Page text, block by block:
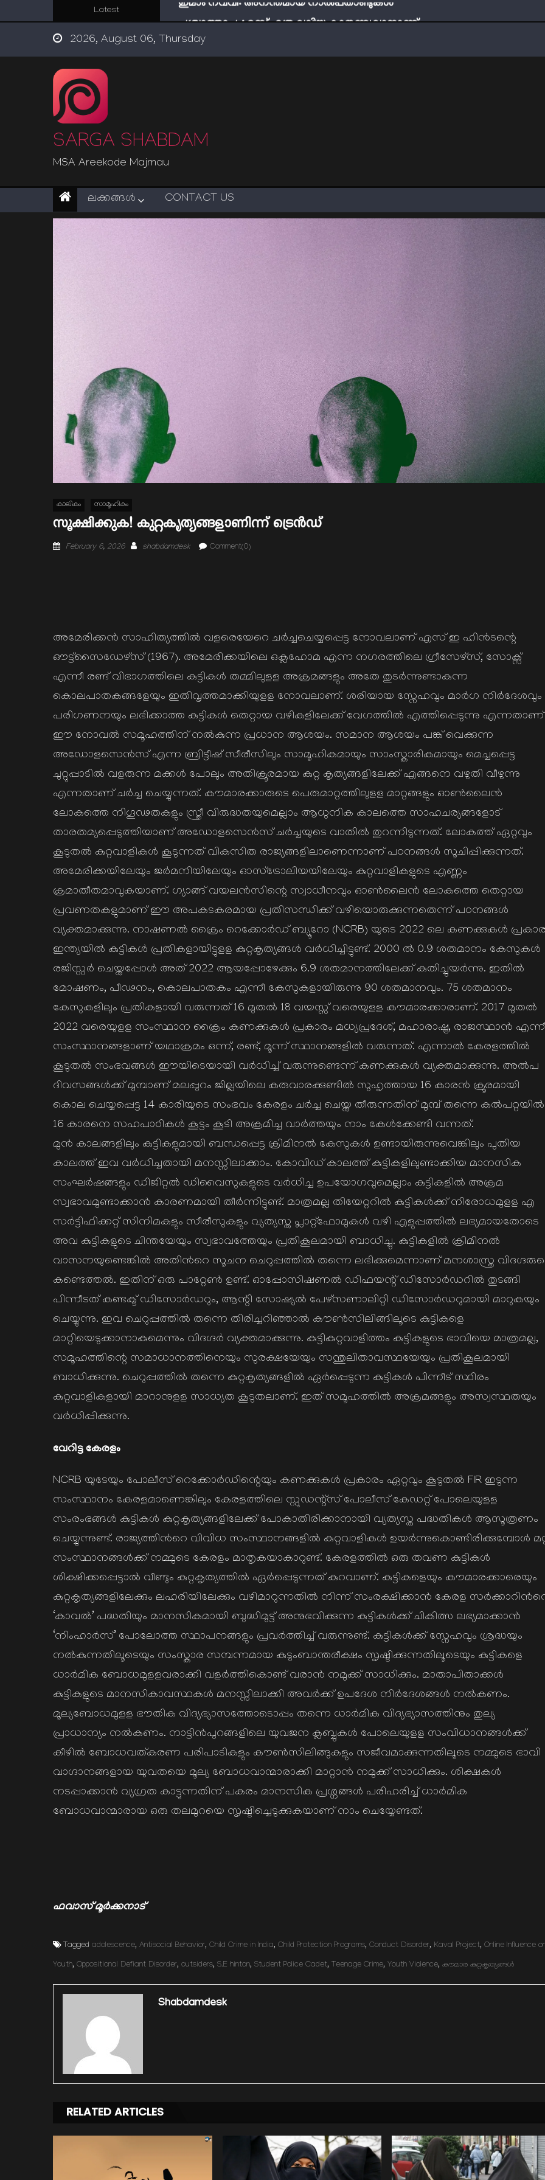
Latest
പശ്ചാത്താപം: റബ്ബ് എത്ര വലിയ കാരുണ്യവാനാണ്
ഇന്ന് നേടിയാൽ ഇരട്ടി നേടാം
“ട്രംപ് 2.0” അധികാരത്തിന്‍റെ നിഴലിലെ എപ്സ്റ്റീന്‍ രഹസ്യങ്ങള്‍
2026, August 06, Thursday
SARGA SHABDAM
MSA Areekode Majmau
ലക്കങ്ങള്‍ CONTACT US
കാലികം സാമൂഹികം
സൂക്ഷിക്കുക! കുറ്റകൃത്യങ്ങളാണിന്ന് ട്രെന്‍ഡ്
Posted
February 6, 2026 Author
shabdamdesk Comment(0)
അമേരിക്കന്‍ സാഹിത്യത്തില്‍ വളരെയേറെ ചര്‍ച്ചചെയ്യപ്പെട്ട നോവലാണ് എസ് ഇ ഹിന്‍ടന്റെ
ഔട്ട്സൈഡേഴ്സ് (1967). അമേരിക്കയിലെ ഒക്ലഹോമ എന്ന നഗരത്തിലെ ഗ്രീസേഴ്സ്, സോക്സ്
എന്നീ രണ്ട് വിഭാഗത്തിലെ കുട്ടികള്‍ തമ്മിലുളള അക്രമങ്ങളും അതേ തുടര്‍ന്നുണ്ടാകുന്ന
കൊലപാതകങ്ങളേയും ഇതിവൃത്തമാക്കിയുളള നോവലാണ്. ശരിയായ സ്നേഹവും മാര്‍ഗ നിര്‍ദേശവും
പരിഗണനയും ലഭിക്കാത്ത കുട്ടികള്‍ തെറ്റായ വഴികളിലേക്ക് വേഗത്തില്‍ എത്തിപ്പെടുന്നു എന്നതാണ്
ഈ നോവല്‍ സമൂഹത്തിന് നല്‍കുന്ന പ്രധാന ആശയം. സമാന ആശയം പങ്ക് വെക്കുന്ന
അഡോളസെന്‍സ് എന്ന ബ്രിട്ടീഷ് സീരീസിലും സാമൂഹികമായും സാംസ്കാരികമായും മെച്ചപ്പെട്ട
ചുറ്റുപ്പാടില്‍ വളരുന്ന മക്കള്‍ പോലും അതിക്രൂരമായ കുറ്റ കൃത്യങ്ങളിലേക്ക് എങ്ങനെ വഴുതി വീഴുന്നു
എന്നതാണ് ചര്‍ച്ച ചെയ്യുന്നത്. കൗമാരക്കാരുടെ പെരുമാറ്റത്തിലുളള മാറ്റങ്ങളും ഓണ്‍ലൈന്‍
ലോകത്തെ നിഗൂഢതകളും സ്ത്രീ വിരുദ്ധതയുമെല്ലാം ആധുനിക കാലത്തെ സാഹചര്യങ്ങളോട്
താരതമ്യപ്പെടുത്തിയാണ് അഡോളസെന്‍സ് ചര്‍ച്ചയുടെ വാതില്‍ തുറന്നിടുന്നത്. ലോകത്ത് ഏറ്റവും
കൂടുതല്‍ കുറ്റവാളികള്‍ കൂടുന്നത് വികസിത രാജ്യങ്ങളിലാണെന്നാണ് പഠനങ്ങള്‍ സൂചിപ്പിക്കുന്നത്.
അമേരിക്കയിലേയും ജര്‍മനിയിലേയും ഓസ്ട്രോലിയയിലേയും കുറ്റവാളികളുടെ എണ്ണം
ക്രമാതീതമാവുകയാണ്. ഗ്യാങ്ങ് വയലന്‍സിന്റെ സ്വാധീനവും ഓണ്‍ലൈന്‍ ലോകത്തെ തെറ്റായ
പ്രവണതകളുമാണ് ഈ അപകടകരമായ പ്രതിസന്ധിക്ക് വഴിയൊരുക്കുന്നതെന്ന് പഠനങ്ങള്‍
വ്യക്തമാക്കുന്നു. നാഷണല്‍ ക്രൈം റെക്കോര്‍ഡ് ബ്യൂറോ (NCRB) യുടെ 2022 ലെ കണക്കുകള്‍
ഇന്ത്യയില്‍ കുട്ടികള്‍ പ്രതികളായിട്ടുളള കുറ്റകൃത്യങ്ങള്‍ വര്‍ധിച്ചിട്ടുണ്ട്. 2000 ല്‍ 0.9 ശതമാനം കേസുകള്‍
രജിസ്റ്റര്‍ ചെയ്തപ്പോള്‍ അത് 2022 ആയപ്പോഴേക്കും 6.9 ശതമാനത്തിലേക്ക് കുതിച്ചുയര്‍ന്നു. ഇതില്‍
മോഷണം, പീഢനം, കൊലപാതകം എന്നീ കേസുകളായിരുന്നു 90 ശതമാനവും. 75 ശതമാനം
കേസുകളിലും പ്രതികളായി വരുന്നത് 16 മുതല്‍ 18 വയസ്സ് വരെയുളള കൗമാരക്കാരാണ്. 2017 മുതല്‍
2022 വരെയുളള സംസ്ഥാന ക്രൈം കണക്കുകള്‍ പ്രകാരം മധ്യപ്രദേശ്, മഹാരാഷ്ട്ര, രാജസ്ഥാന്‍
സംസ്ഥാനങ്ങളാണ് യഥാക്രമം ഒന്ന്, രണ്ട്, മൂന്ന് സ്ഥാനങ്ങളില്‍ വരുന്നത്. എന്നാല്‍ കേരളത്തില്‍
കൂടുതല്‍ സംഭവങ്ങള്‍ ഈയിടെയായി വര്‍ധിച്ച് വരുന്നുണ്ടെന്ന് കണക്കുകള്‍ വ്യക്തമാക്കുന്നു. അല്‍പ
ദിവസങ്ങള്‍ക്ക് മുമ്പാണ് മലപ്പുറം ജില്ലയിലെ കരുവാരക്കുണ്ടില്‍ സുഹൃത്തായ 16 കാരന്‍ ക്രൂരമായി
കൊല ചെയ്യപ്പെട്ട 14 കാരിയുടെ സംഭവം കേരളം ചര്‍ച്ച ചെയ്ത തീരുന്നതിന് മുമ്പ് തന്നെ കല്‍പറ്റയില്‍
16 കാരനെ സഹപാഠികള്‍ കൂട്ടം കൂടി അക്രമിച്ച വാര്‍ത്തയും നാം കേള്‍ക്കേണ്ടി വന്നത്.
മുന്‍ കാലങ്ങളിലും കുട്ടികളുമായി ബന്ധപ്പെട്ട ക്രിമിനല്‍ കേസുകള്‍ ഉണ്ടായിരുന്നുവെങ്കിലും പുതിയ
കാലത്ത് ഇവ വര്‍ധിച്ചതായി മനസ്സിലാക്കാം. കോവിഡ് കാലത്ത് കുട്ടികളിലുണ്ടാക്കിയ മാനസിക
സംഘര്‍ഷങ്ങളും ഡിജിറ്റല്‍ ഡിവൈസുകളുടെ വര്‍ധിച്ച ഉപയോഗവുമെല്ലാം കുട്ടികളില്‍ അക്രമ
സ്വഭാവമുണ്ടാക്കാന്‍ കാരണമായി തീര്‍ന്നിട്ടുണ്ട്. മാത്രമല്ല തിയേറ്ററില്‍ കുട്ടികള്‍ക്ക് നിരോധമുളള എ
സര്‍ട്ടിഫിക്കറ്റ് സിനിമകളും സീരീസുകളും വ്യത്യസ്ത പ്ലാറ്റ്ഫോമുകള്‍ വഴി എളുപ്പത്തില്‍ ലഭ്യമായതോടെ
അവ കുട്ടികളുടെ ചിന്തയേയും സ്വഭാവത്തേയും പ്രതികൂലമായി ബാധിച്ചു. കുട്ടികളില്‍ ക്രിമിനല്‍
വാസനയുണ്ടെങ്കില്‍ അതിന്‍റെ സൂചന ചെറുപ്പത്തില്‍ തന്നെ ലഭിക്കുമെന്നാണ് മനശാസ്ത്ര
കണ്ടെത്തല്‍. ഇതിന് ഒരു പാറ്റേണ്‍ ഉണ്ട്. ഓപ്പോസിഷണല്‍ ഡിഫയന്റ് ഡിസോര്‍ഡറില്‍ തുടങ്ങി
പിന്നീടത് കണ്ടക്ട് ഡിസോര്‍ഡറും, ആന്റി സോഷ്യല്‍ പേഴ്സണാലിറ്റി ഡിസോര്‍ഡറുമായി മാറുകയും
ചെയ്യുന്നു. ഇവ ചെറുപ്പത്തില്‍ തന്നെ തിരിച്ചറിഞ്ഞാല്‍ കൗണ്‍സിലിങ്ങിലൂടെ കുട്ടികളെ
മാറ്റിയെടുക്കാനാകുമെന്നും വിദഗ്ദര്‍ വ്യക്തമാക്കുന്നു. കുട്ടികുറ്റവാളിത്തം കുട്ടികളുടെ ഭാവിയെ മാത്രമല്ല,
സമൂഹത്തിന്റെ സമാധാനത്തിനെയും സുരക്ഷയേയും സന്തുലിതാവസ്ഥയേയും പ്രതികൂലമായി
ബാധിക്കുന്നു. ചെറുപ്പത്തില്‍ തന്നെ കുറ്റകൃത്യങ്ങളില്‍ ഏര്‍പ്പെടുന്ന കുട്ടികള്‍ പിന്നീട് സ്ഥിരം
കുറ്റവാളികളായി മാറാനുളള സാധ്യത കൂടുതലാണ്. ഇത് സമൂഹത്തില്‍ അക്രമങ്ങളും അസ്വസ്ഥതയും
വര്‍ധിപ്പിക്കുന്നു.
വേറിട്ട കേരളം
NCRB യുടേയും പോലീസ് റെക്കോര്‍ഡിന്റെയും കണക്കുകള്‍ പ്രകാരം ഏറ്റവും കൂടുതല്‍ FIR ഇടുന്ന
സംസ്ഥാനം കേരളമാണെങ്കിലും കേരളത്തിലെ സ്റ്റുഡന്റ്സ് പോലീസ് കേഡറ്റ് പോലെയുളള
സംരംഭങ്ങള്‍ കുട്ടികള്‍ കുറ്റകൃത്യങ്ങളിലേക്ക് പോകാതിരിക്കാനായി വ്യത്യസ്ത പദ്ധതികള്‍ ആസൂത്രണം
ചെയ്യുന്നുണ്ട്. രാജ്യത്തിന്‍റെ വിവിധ സംസ്ഥാനങ്ങളില്‍ കുറ്റവാളികള്‍ ഉയര്‍ന്നുകൊണ്ടിരിക്കുമ്പോള്‍
സംസ്ഥാനങ്ങള്‍ക്ക് നമ്മുടെ കേരളം മാതൃകയാകാറുണ്ട്. കേരളത്തില്‍ ഒരു തവണ കുട്ടികള്‍
ശിക്ഷിക്കപ്പെട്ടാല്‍ വീണ്ടും കുറ്റകൃത്യത്തില്‍ ഏര്‍പ്പെടുന്നത് കുറവാണ്. കുട്ടികളെയും കൗമാരക്കാരെയും
കുറ്റകൃത്യങ്ങളിലേക്കും ലഹരിയിലേക്കും വഴിമാറുന്നതില്‍ നിന്ന് സംരക്ഷിക്കാന്‍ കേരള
‘കാവൽ’ പദ്ധതിയും മാനസികമായി ബുദ്ധിമുട്ട് അനുഭവിക്കുന്ന കുട്ടികള്‍ക്ക് ചികിത്സ ലഭ്യമാക്കാന്‍
‘നിംഹാര്‍സ്’ പോലോത്ത സ്ഥാപനങ്ങളും പ്രവര്‍ത്തിച്ച് വരുന്നുണ്ട്. കുട്ടികള്‍ക്ക് സ്നേഹവും ശ്രദ്ധയും
നല്‍കുന്നതിലൂടെയും സംസ്കാര സമ്പന്നമായ കുടുംബാന്തരീക്ഷം സൃഷ്ടിക്കുന്നതിലൂടെയും കുട്ടികളെ
ധാര്‍മിക ബോധമുളളവരാക്കി വളര്‍ത്തികൊണ്ട് വരാന്‍ നമുക്ക് സാധിക്കും. മാതാപിതാക്കള്‍
കുട്ടികളുടെ മാനസികാവസ്ഥകള്‍ മനസ്സിലാക്കി അവര്‍ക്ക് ഉപദേശ നിര്‍ദേശങ്ങള്‍ നല്‍കണം.
മൂല്യബോധമുളള ഭൗതിക വിദ്യഭ്യാസത്തോടൊപ്പം തന്നെ ധാര്‍മിക വിദ്യഭ്യാസത്തിനും തുല്യ
പ്രാധാന്യം നല്‍കണം. നാട്ടിന്‍പുറങ്ങളിലെ യുവജന ക്ലബ്ബുകള്‍ പോലെയുളള സംവിധാനങ്ങള്‍ക്ക്
കീഴില്‍ ബോധവത്കരണ പരിപാടികളും കൗണ്‍സിലിങ്ങുകളും സജീവമാക്കുന്നതിലൂടെ നമ്മുടെ ഭാവി
വാഗ്ദാനങ്ങളായ യുവതയെ മൂല്യ ബോധവാന്മാരാക്കി മാറ്റാന്‍ നമുക്ക് സാധിക്കും. ശിക്ഷകള്‍
നടപ്പാക്കാന്‍ വ്യഗ്രത കാട്ടുന്നതിന് പകരം മാനസിക പ്രശ്നങ്ങള്‍ പരിഹരിച്ച് ധാര്‍മിക
ബോധവാന്മാരായ ഒരു തലമുറയെ സൃഷ്ടിച്ചെടുക്കുകയാണ് നാം ചെയ്യേണ്ടത്.
ഫവാസ് മൂര്‍ക്കനാട്
Tagged adolescence, Antisocial Behavior, Child Crime in India, Child Protection Programs, Conduct Disorder, Kaval Project, Online Influence
Youth, Oppositional Defiant Disorder, outsiders, S.E hinton, Student Police Cadet, Teenage Crime, Youth Violence, കൗമാര കുറ്റകൃത്യങ്ങള്‍
Shabdamdesk
RELATED ARTICLES